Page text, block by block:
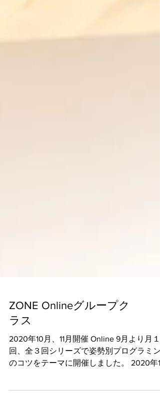
ZONE Onlineグループク
ラス
2020年10月、11月開催 Online 9月より月１
回、全３回シリーズで姿勢別プログラミン
月11日(日) 17:00〜18:00 Akatsuka 実感でき